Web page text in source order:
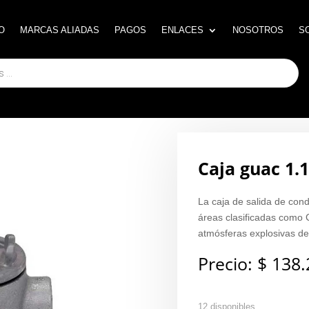
MARCAS ALIADAS PAGOS ENLACES NOSOTROS
MARCAS ALIADAS PAGOS ENLACES NOSOTROS
Caja guac
La caja de salida de
áreas clasificadas como
atmósferas explosivas
Precio: $
12 disponibles